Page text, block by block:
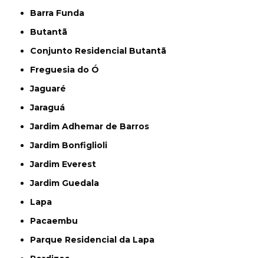
Barra Funda
Butantã
Conjunto Residencial Butantã
Freguesia do Ó
Jaguaré
Jaraguá
Jardim Adhemar de Barros
Jardim Bonfiglioli
Jardim Everest
Jardim Guedala
Lapa
Pacaembu
Parque Residencial da Lapa